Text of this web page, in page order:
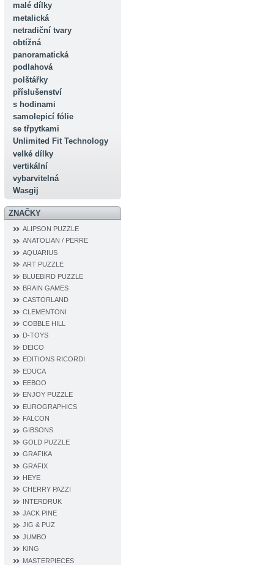
malé dílky
metalická
netradiční tvary
obtížná
panoramatická
podlahová
polštářky
příslušenství
s hodinami
samolepicí fólie
se třpytkami
Unlimited Fit Technology
velké dílky
vertikální
vybarvitelná
Wasgij
ZNAČKY
ALIPSON PUZZLE
ANATOLIAN / PERRE
AQUARIUS
ART PUZZLE
BLUEBIRD PUZZLE
BRAIN GAMES
CASTORLAND
CLEMENTONI
COBBLE HILL
D‐TOYS
DEICO
EDITIONS RICORDI
EDUCA
EEBOO
ENJOY PUZZLE
EUROGRAPHICS
FALCON
GIBSONS
GOLD PUZZLE
GRAFIKA
GRAFIX
HEYE
CHERRY PAZZI
INTERDRUK
JACK PINE
JIG & PUZ
JUMBO
KING
MASTERPIECES